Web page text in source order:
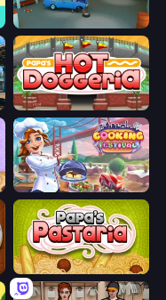
Papa's Hot Doggeria
Cooking Festival
Papa's Pastaria